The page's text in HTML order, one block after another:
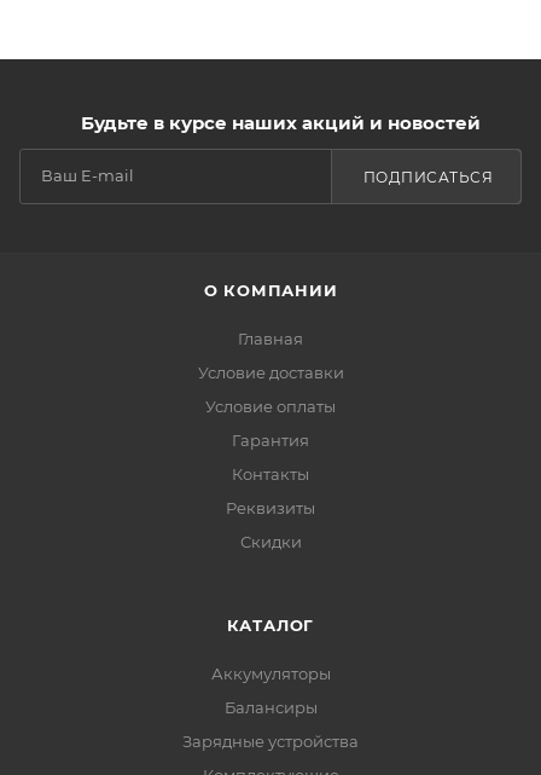
Будьте в курсе наших акций и новостей
ПОДПИСАТЬСЯ
О КОМПАНИИ
Главная
Условие доставки
Условие оплаты
Гарантия
Контакты
Реквизиты
Скидки
КАТАЛОГ
Аккумуляторы
Балансиры
Зарядные устройства